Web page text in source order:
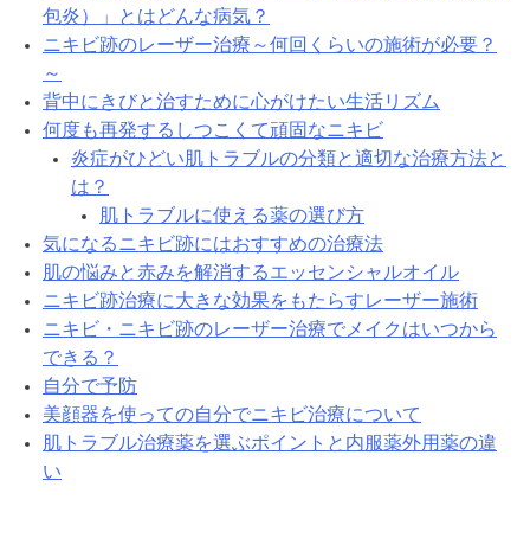
包炎）」とはどんな病気？
ニキビ跡のレーザー治療～何回くらいの施術が必要？
～
背中にきびと治すために心がけたい生活リズム
何度も再発するしつこくて頑固なニキビ
炎症がひどい肌トラブルの分類と適切な治療方法と
は？
肌トラブルに使える薬の選び方
気になるニキビ跡にはおすすめの治療法
肌の悩みと赤みを解消するエッセンシャルオイル
ニキビ跡治療に大きな効果をもたらすレーザー施術
ニキビ・ニキビ跡のレーザー治療でメイクはいつから
できる？
自分で予防
美顔器を使っての自分でニキビ治療について
肌トラブル治療薬を選ぶポイントと内服薬外用薬の違
い